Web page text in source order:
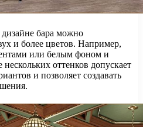
дизайне бара можно
и более цветов. Например,
или белым фоном и
оттенков допускает
и позволяет создавать